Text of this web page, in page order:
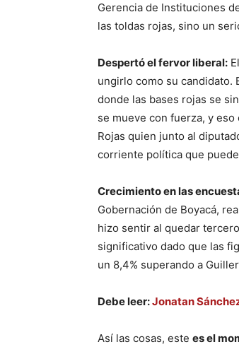
Gerencia de Instituciones
las toldas rojas, sino un
Despertó el fervor liberal:
ungirlo como su candidato.
donde las bases rojas se
se mueve con fuerza, y
Rojas quien junto al
corriente política que
Crecimiento en las
Gobernación de Boyacá,
hizo sentir al quedar
significativo dado que las
un 8,4% superando a
Debe leer:Jonatan
Así las cosas, este es el